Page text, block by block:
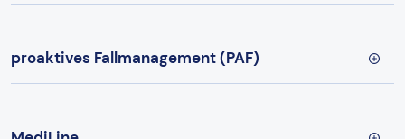
proaktives Fallmanagement (PAF)